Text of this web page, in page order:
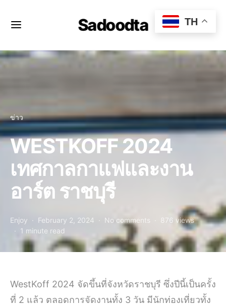
Sadoodta
ข่าว
WESTKOFF 2024
เทศกาลกาแฟและงาน
อาร์ต ราชบุรี
Enjoy February 2, 2024 No comments
876 views
1 minute read
WestKoff 2024 จัดขึ้นที่จังหวัดราชบุรี ซึ่งปีนี้เป็นครั้ง
ที่ 2 แล้ว ตลอดการจัดงานทั้ง 3 วัน มีนักท่องเที่ยวทั้ง
TH